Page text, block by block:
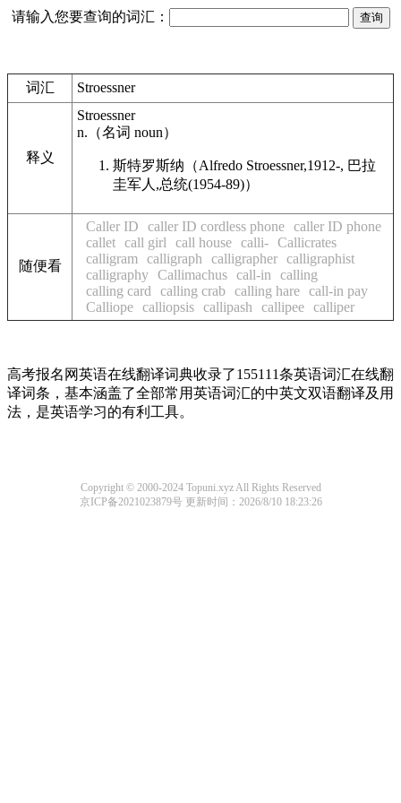
请输入您要查询的词汇：
词汇 Stroessner
释义
Stroessner
n. （名词 noun）
斯特罗斯纳（Alfredo Stroessner,1912-, 巴拉
圭军人,总统(1954-89)）
随便看
Caller ID caller ID cordless phone caller ID phone
callet call girl call house calli- Callicrates
calligram
calligraph calligrapher calligraphist
calligraphy Callimachus call-in
calling
calling card
calling crab calling hare call-in pay
Calliope calliopsis callipash callipee calliper
高考报名网英语在线翻译词典收录了155111条英语词汇在线翻
译词条，基本涵盖了全部常用英语词汇的中英文双语翻译及用
法，是英语学习的有利工具。
Copyright © 2000-2024 Topuni.xyz All Rights Reserved
京ICP备2021023879号更新时间：2026/8/10 18:23:26